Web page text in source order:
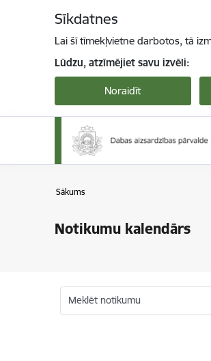
Sīkdatnes
Lai šī tīmekļvietne darbotos, tā
Lūdzu, atzīmējiet savu izvēli:
Noraidīt
Sākums
Notikumu kalendārs
Meklēt notikumu